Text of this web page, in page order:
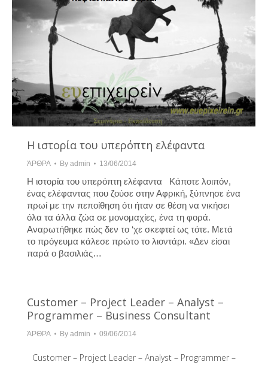
Η ιστορία του υπερόπτη ελέφαντα
ΆΡΘΡΑ By admin 13/06/2014
Η ιστορία του υπερόπτη ελέφαντα Κάποτε λοιπόν,
ένας ελέφαντας που ζούσε στην Αφρική, ξύπνησε ένα
πρωί με την πεποίθηση ότι ήταν σε θέση να νικήσει
όλα τα άλλα ζώα σε μονομαχίες, ένα τη φορά.
Αναρωτήθηκε πώς δεν το ‘χε σκεφτεί ως τότε. Μετά
το πρόγευμα κάλεσε πρώτο το λιοντάρι. «Δεν είσαι
παρά ο βασιλιάς…
Customer – Project Leader – Analyst –
Programmer – Business Consultant
ΆΡΘΡΑ By admin 09/06/2014
Customer – Project Leader – Analyst – Programmer –